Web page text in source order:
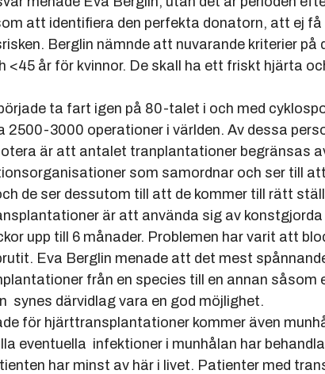
att identifiera den perfekta donatorn, att ej få
Berglin nämnde att nuvarande kriterier på
år för kvinnor. De skall ha ett friskt hjärta
ta fart igen på 80-talet i och med
3000 operationer i världen. Av dessa
är att antalet tranplantationer begränsas
som samordnar och ser till att
ser dessutom till att de kommer till rätt
är att använda sig av konstgjorda
till 6 månader. Problemen har varit att
Eva Berglin menade att det mest
från en species till en annan såsom
därvidlag vara en god möjlighet.
hjärttransplantationer kommer även
infektioner i munhålan har
har minst av här i livet. Patienter med